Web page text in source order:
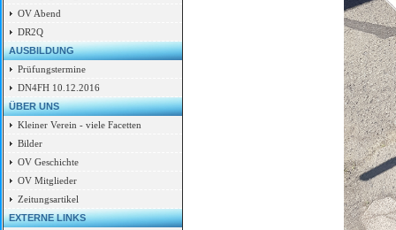
OV Abend
DR2Q
AUSBILDUNG
Prüfungstermine
DN4FH 10.12.2016
ÜBER UNS
Kleiner Verein - viele Facetten
Bilder
OV Geschichte
OV Mitglieder
Zeitungsartikel
EXTERNE LINKS